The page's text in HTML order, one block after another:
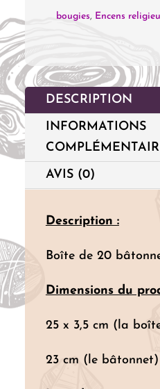
bougies, Encens
DESCRIPTION
INFORMATIONS
AVIS (0)
Description :
Boîte de 20
Dimensions du
25 x 3,5 cm (la
23 cm (le bâtonnet)